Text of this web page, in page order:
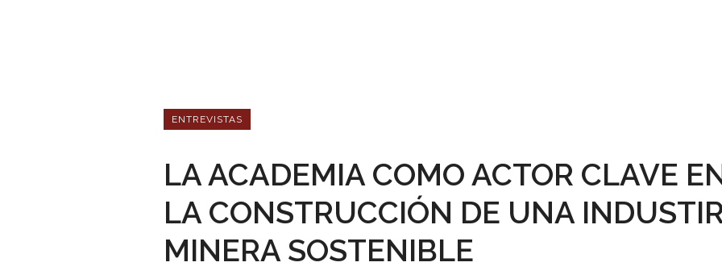
ENTREVISTAS
LA ACADEMIA COMO ACTOR CLAVE
LA CONSTRUCCIÓN DE UNA
MINERA SOSTENIBLE